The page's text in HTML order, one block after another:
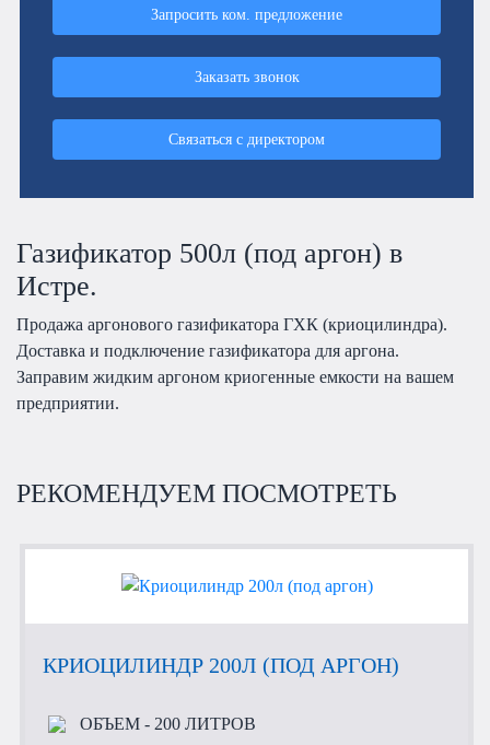
Запросить ком. предложение
Заказать звонок
Связаться с директором
Газификатор 500л (под аргон) в
Истре.
Продажа аргонового газификатора ГХК (криоцилиндра).
Доставка и подключение газификатора для аргона.
Заправим жидким аргоном криогенные емкости на вашем
предприятии.
РЕКОМЕНДУЕМ ПОСМОТРЕТЬ
КРИОЦИЛИНДР 200Л (ПОД АРГОН)
ОБЪЕМ- 200 ЛИТРОВ